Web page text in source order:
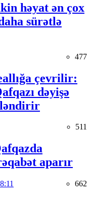
həyat ən çox
sürətlə
477
çevrilir:
dəyişə
511
aparır
662